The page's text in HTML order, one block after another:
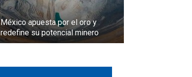
México apuesta por el oro y
redefine su potencial minero